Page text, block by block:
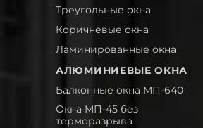
Треугольные окна
Коричневые окна
Ламинированные окна
АЛЮМИНИЕВЫЕ ОКНА
Балконные окна МП-640
Окна МП-45 без
терморазрыва